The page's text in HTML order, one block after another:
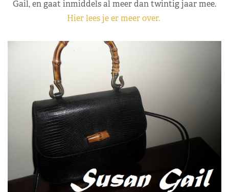
Gail, en gaat inmiddels al meer dan twintig jaar mee.
Hier lees je er meer over.